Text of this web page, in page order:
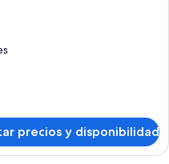
precios y disponibilidad